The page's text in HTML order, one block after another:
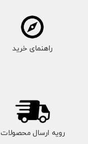
راهنمای خرید
رویه ارسال محصولات